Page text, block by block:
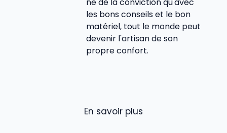
les bons conseils et le bon
matériel, tout le monde peut
devenir l'artisan de son
propre confort.
En savoir plus